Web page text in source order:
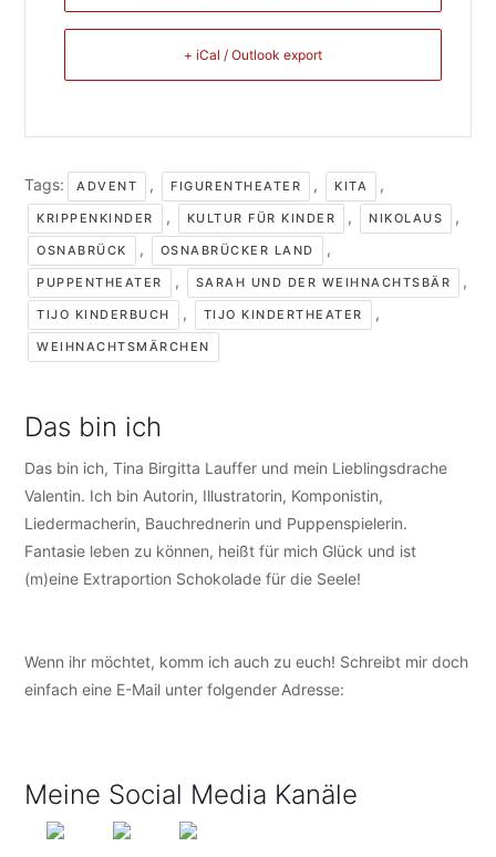
+ iCal / Outlook export
Tags: ADVENT , FIGURENTHEATER , KITA ,
KRIPPENKINDER , KULTUR FÜR KINDER , NIKOLAUS ,
OSNABRÜCK , OSNABRÜCKER LAND ,
PUPPENTHEATER , SARAH UND DER WEIHNACHTSBÄR ,
TIJO KINDERBUCH , TIJO KINDERTHEATER ,
WEIHNACHTSMÄRCHEN
Das bin ich
Das bin ich, Tina Birgitta Lauffer und mein Lieblingsdrache
Valentin. Ich bin Autorin, Illustratorin, Komponistin,
Liedermacherin, Bauchrednerin und Puppenspielerin.
Fantasie leben zu können, heißt für mich Glück und ist
(m)eine Extraportion Schokolade für die Seele!
Wenn ihr möchtet, komm ich auch zu euch! Schreibt mir doch
einfach eine E-Mail unter folgender Adresse:
Meine Social Media Kanäle